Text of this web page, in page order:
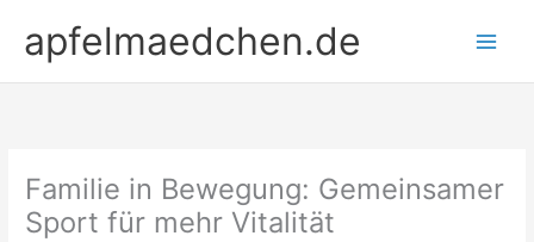
Inhalt
springen
apfelmaedchen.de
Familie in Bewegung: Gemeinsamer
Sport für mehr Vitalität